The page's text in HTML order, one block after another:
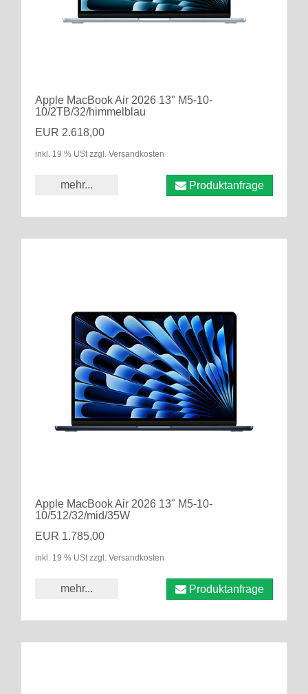
Apple MacBook Air 2026 13" M5-10-
10/2TB/32/himmelblau
EUR 2.618,00
inkl. 19 % USt zzgl. Versandkosten
mehr... Produktanfrage
Apple MacBook Air 2026 13" M5-10-
10/512/32/mid/35W
EUR 1.785,00
inkl. 19 % USt zzgl. Versandkosten
mehr... Produktanfrage